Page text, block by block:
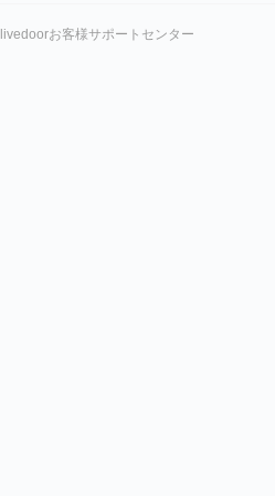
livedoorお客様サポートセンター